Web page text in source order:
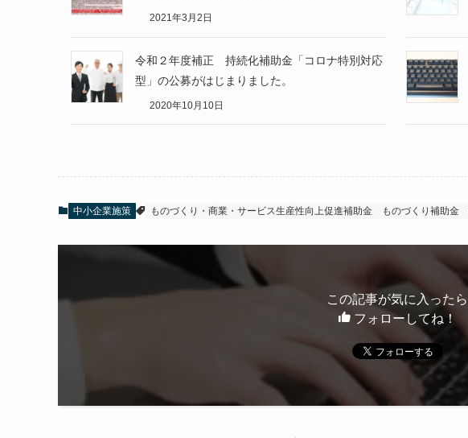
2021年3月2日
令和２年度補正 持続化補助金「コロナ特別対応
型」の公募がはじまりました。
2020年10月10日
中小企業施策 ものづくり・商業・サービス生産性向上促進補助金 ものづくり補助金
この記事が気に入ったら
フォローしてね！